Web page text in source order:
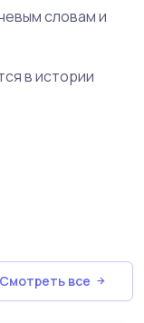
словам и
в истории
Смотреть все